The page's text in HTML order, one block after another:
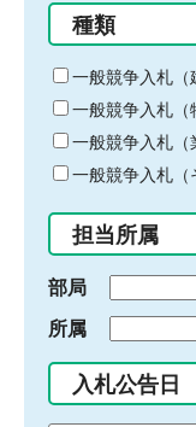
る
キ
ー
ワ
ー
ド
入
力
種類
一般競争入札（
一般競争入札（
一般競争入札（
一般競争入札（
担当所属
部局
所属
入札公告日